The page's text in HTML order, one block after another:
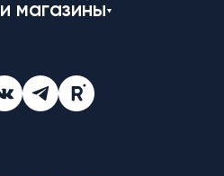
магазины